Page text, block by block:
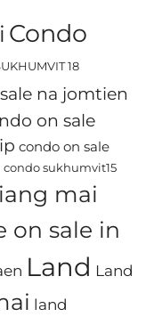
Condo
18
na jomtien
on sale
condo on sale
condo sukhumvit15
mai
on sale in
Land Land
land